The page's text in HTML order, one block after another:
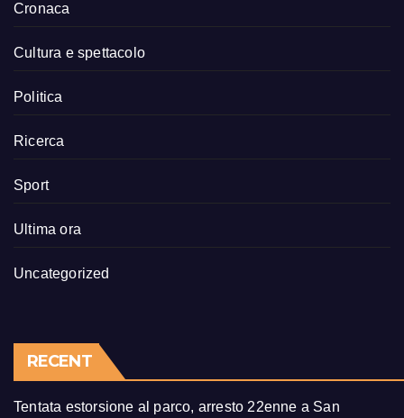
Cronaca
Cultura e spettacolo
Politica
Ricerca
Sport
Ultima ora
Uncategorized
RECENT
Tentata estorsione al parco, arresto 22enne a San